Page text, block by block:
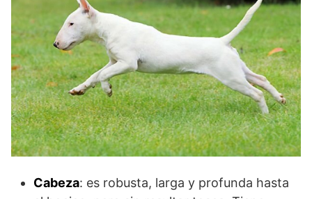
Cabeza: es robusta, larga y profunda hasta